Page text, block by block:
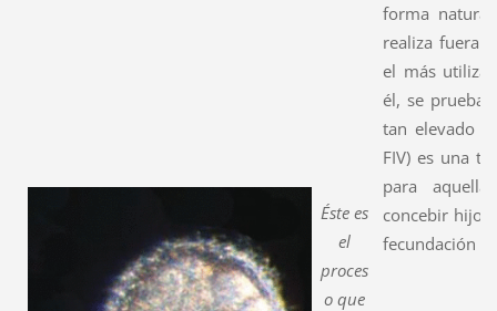
Éste es
el
proces
o que
forma
realiza fuera
el más
él, se
tan elevado
FIV) es una
para
concebir
fecundación